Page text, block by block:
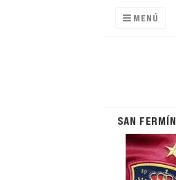
MENÚ
SAN FERMÍN